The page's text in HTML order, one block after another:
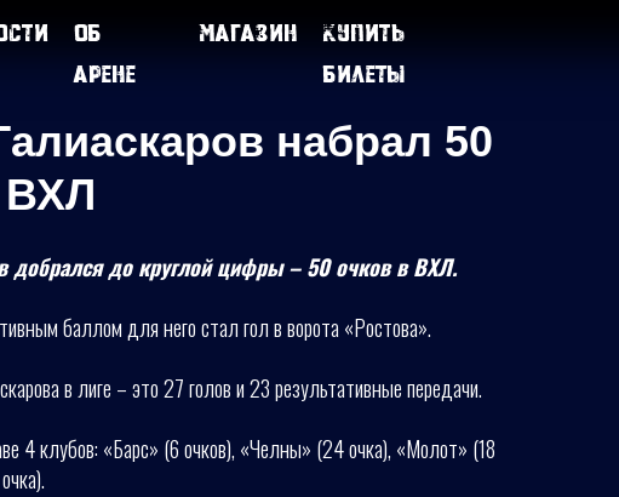
Об
арене
Магазин
Купить
билеты
набрал 50
ВХЛ
добрался до круглой цифры – 50 очков в ВХЛ.
баллом для него стал гол в ворота «Ростова».
в лиге – это 27 голов и 23 результативные передачи.
4 клубов: «Барс» (6 очков), «Челны» (24 очка), «Молот» (18